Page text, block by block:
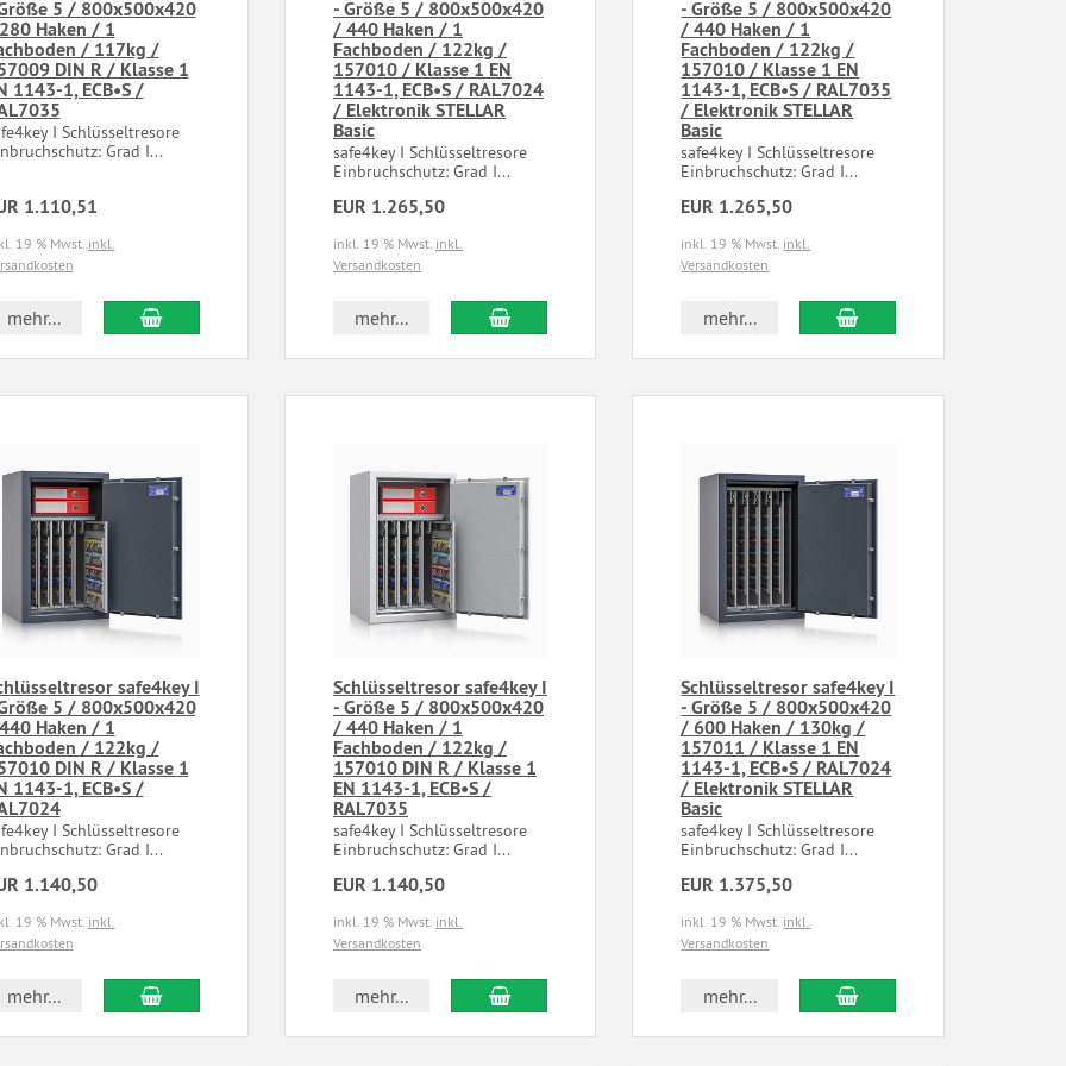
5 / 800x500x420
Haken / 1
/ 117kg /
DIN R / Klasse 1
1143-1, ECB•S /
I Schlüsseltresore
Grad I...
1.110,51
19 % Mwst. inkl.
mehr...
- Größe 5 / 800x500x420
/ 440 Haken / 1
Fachboden / 122kg /
157010 / Klasse 1 EN
1143-1, ECB•S / RAL7024
/ Elektronik STELLAR
Basic
safe4key I Schlüsseltresore
Einbruchschutz: Grad I...
EUR 1.265,50
inkl. 19 % Mwst. inkl.
Versandkosten
mehr...
- Größe 5 / 800x500x420
/ 440 Haken / 1
Fachboden / 122kg /
157010 / Klasse 1 EN
1143-1, ECB•S / RAL7035
/ Elektronik STELLAR
Basic
safe4key I Schlüsseltresore
Einbruchschutz: Grad I...
EUR 1.265,50
inkl. 19 % Mwst. inkl.
Versandkosten
mehr...
safe4key I
5 / 800x500x420
Haken / 1
/ 122kg /
DIN R / Klasse 1
1143-1, ECB•S /
I Schlüsseltresore
Grad I...
1.140,50
19 % Mwst. inkl.
mehr...
Schlüsseltresor safe4key I
- Größe 5 / 800x500x420
/ 440 Haken / 1
Fachboden / 122kg /
157010 DIN R / Klasse 1
EN 1143-1, ECB•S /
RAL7035
safe4key I Schlüsseltresore
Einbruchschutz: Grad I...
EUR 1.140,50
inkl. 19 % Mwst. inkl.
Versandkosten
mehr...
Schlüsseltresor safe4key I
- Größe 5 / 800x500x420
/ 600 Haken / 130kg /
157011 / Klasse 1 EN
1143-1, ECB•S / RAL7024
/ Elektronik STELLAR
Basic
safe4key I Schlüsseltresore
Einbruchschutz: Grad I...
EUR 1.375,50
inkl. 19 % Mwst. inkl.
Versandkosten
mehr...